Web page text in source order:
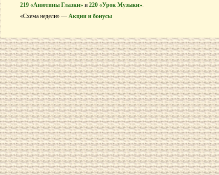
219 «Анютины Глазки» и 220 «Урок Музыки».
«Схема недели» — Акции и бонусы